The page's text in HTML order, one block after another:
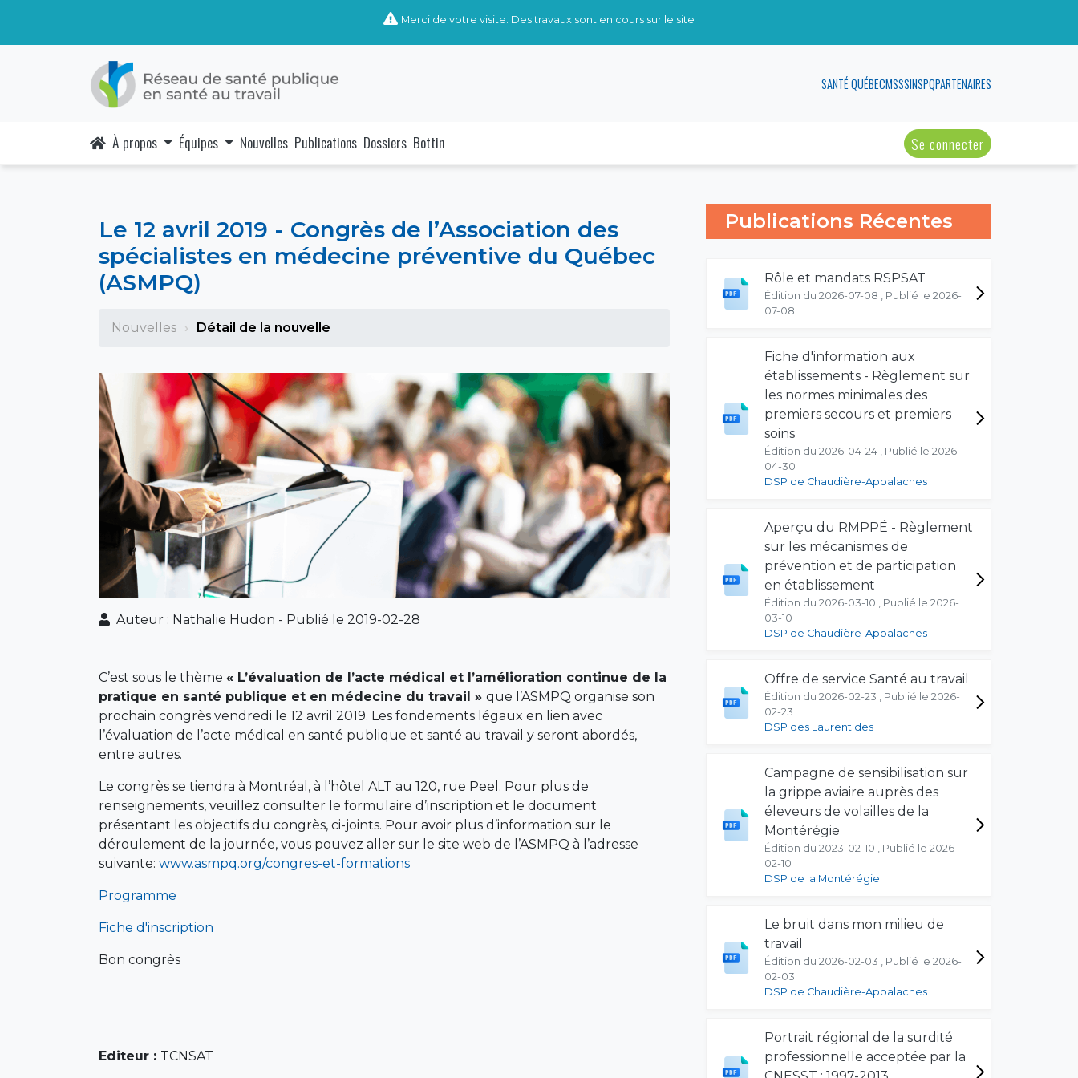
Merci de votre visite. Des travaux sont en cours sur le site
SANTÉ QUÉBECMSSSINSPQPARTENAIRES
À propos Équipes Nouvelles Publications Dossiers Bottin Se connecter
Le 12 avril 2019 - Congrès de l’Association des
spécialistes en médecine préventive du Québec
(ASMPQ)
Nouvelles Détail de la nouvelle
Auteur : Nathalie Hudon - Publié le 2019-02-28
C’est sous le thème « L’évaluation de l’acte médical et l’amélioration continue de la
pratique en santé publique et en médecine du travail » que l’ASMPQ organise son
prochain congrès vendredi le 12 avril 2019. Les fondements légaux en lien avec
l’évaluation de l’acte médical en santé publique et santé au travail y seront abordés,
entre autres.
Le congrès se tiendra à Montréal, à l’hôtel ALT au 120, rue Peel. Pour plus de
renseignements, veuillez consulter le formulaire d’inscription et le document
présentant les objectifs du congrès, ci-joints. Pour avoir plus d’information sur le
déroulement de la journée, vous pouvez aller sur le site web de l’ASMPQ à l’adresse
suivante: www.asmpq.org/congres-et-formations
Programme
Fiche d'inscription
Bon congrès
Editeur : TCNSAT
Publications Récentes
Rôle et mandats RSPSAT
Édition du 2026-07-08 , Publié le 2026-
07-08
Fiche d'information aux
établissements - Règlement sur
les normes minimales des
premiers secours et premiers
soins
Édition du 2026-04-24 , Publié le 2026-
04-30
DSP de Chaudière-Appalaches
Aperçu du RMPPÉ - Règlement
sur les mécanismes de
prévention et de participation
en établissement
Édition du 2026-03-10 , Publié le 2026-
03-10
DSP de Chaudière-Appalaches
Offre de service Santé au travail
Édition du 2026-02-23 , Publié le 2026-
02-23
DSP des Laurentides
Campagne de sensibilisation sur
la grippe aviaire auprès des
éleveurs de volailles de la
Montérégie
Édition du 2023-02-10 , Publié le 2026-
02-10
DSP de la Montérégie
Le bruit dans mon milieu de
travail
Édition du 2026-02-03 , Publié le 2026-
02-03
DSP de Chaudière-Appalaches
Portrait régional de la surdité
professionnelle acceptée par la